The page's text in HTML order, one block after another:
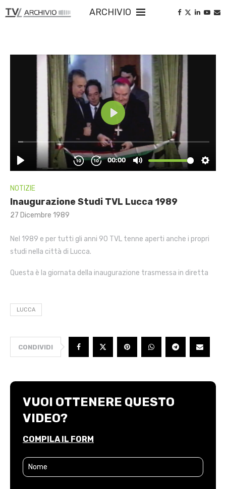
ARCHIVIO
NOTIZIE
Inaugurazione Studi TVL Lucca 1989
27 Dicembre 1989
Nel 1989 e per tutti gli anni 90 TVL tenne aperti anche i propri
studi nella città di Lucca.
Questa è la giornata della inaugurazione trasmessa in diretta
LUCCA
CONDIVIDI
VUOI OTTENERE QUESTO
VIDEO?
COMPILA IL FORM